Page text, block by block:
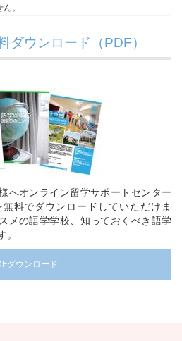
。
ダウンロード（PDF）
へオンライン留学サポートセンター
料でダウンロードしていただけま
メの語学学校、知っておくべき語学
。
ダウンロード